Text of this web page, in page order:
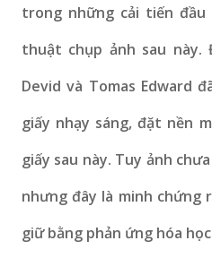
trong những cải tiến
thuật chụp ảnh sau này.
Devid và Tomas Edward
giấy nhạy sáng, đặt nền
giấy sau này. Tuy ảnh
nhưng đây là minh chứng
giữ bằng phản ứng hóa